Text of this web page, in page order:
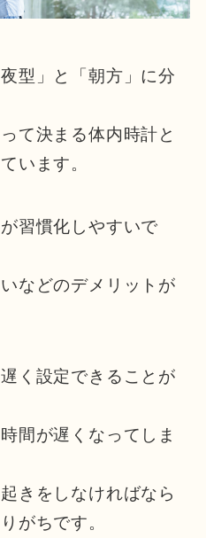
型」と「朝方」に分
て決まる体内時計と
います。
習慣化しやすいで
などのデメリットが
く設定できることが
間が遅くなってしま
きをしなければなら
がちです。